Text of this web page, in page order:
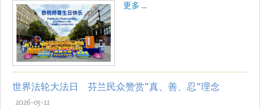
更多 ...
世界法轮大法日 芬兰民众赞赏”真、善、忍”理念
2026-05-11